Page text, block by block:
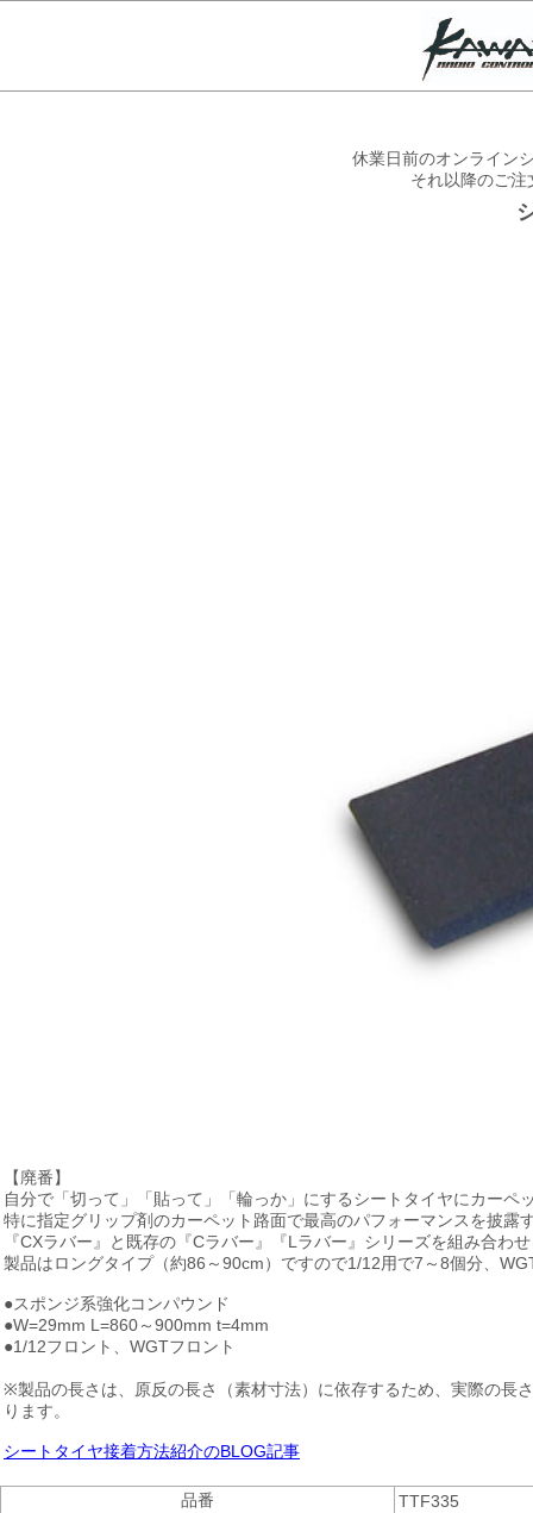
休業日前のオンライン
それ以降のご
【廃番】
自分で「切って」「貼って」「輪っか」にするシートタイヤにカー
特に指定グリップ剤のカーペット路面で最高のパフォーマンスを披露
『CXラバー』と既存の『Cラバー』『Lラバー』シリーズを組み合
製品はロングタイプ（約86～90cm）ですので1/12用で7～8個分、
●スポンジ系強化コンパウンド
●W=29mm L=860～900mm t=4mm
●1/12フロント、WGTフロント
※製品の長さは、原反の長さ（素材寸法）に依存するため、実際の長
ります。
シートタイヤ接着方法紹介のBLOG記事
品番
TTF335